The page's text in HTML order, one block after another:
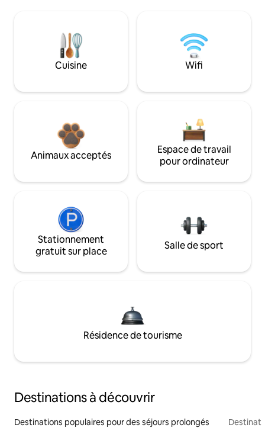
Cuisine Wifi
Animaux acceptés
Espace de travail
pour ordinateur
Stationnement
gratuit sur place
Salle de sport
Résidence de tourisme
Destinations à découvrir
Destinations populaires pour des séjours prolongés